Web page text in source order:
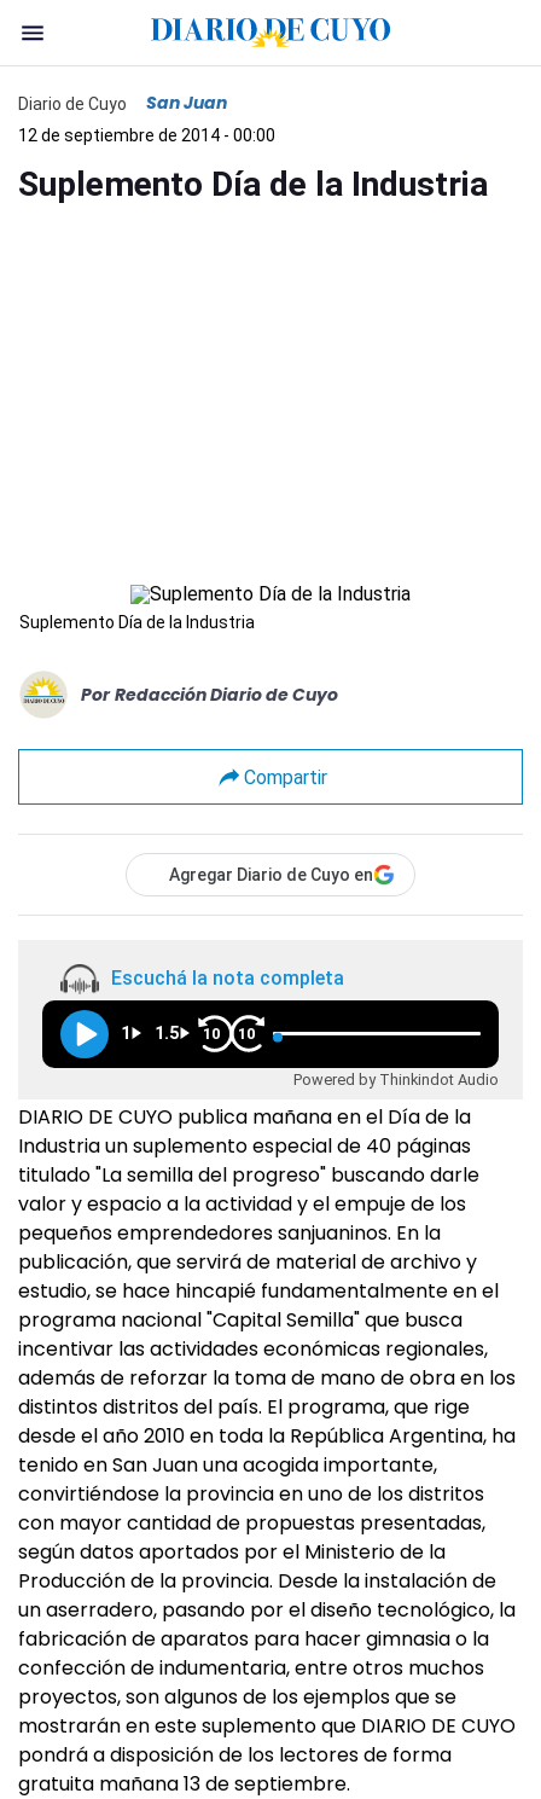
Diario de Cuyo San Juan
12 de septiembre de 2014 - 00:00
Suplemento Día de la Industria
Suplemento Día de la Industria
Por Redacción Diario de Cuyo
Compartir
Agregar Diario de Cuyo en
Escuchá la nota completa
1 1.5 10 10
Powered by Thinkindot Audio
DIARIO DE CUYO publica mañana en el Día de la
Industria un suplemento especial de 40 páginas
titulado "La semilla del progreso" buscando darle
valor y espacio a la actividad y el empuje de los
pequeños emprendedores sanjuaninos. En la
publicación, que servirá de material de archivo y
estudio, se hace hincapié fundamentalmente en el
programa nacional "Capital Semilla" que busca
incentivar las actividades económicas regionales,
además de reforzar la toma de mano de obra en los
distintos distritos del país. El programa, que rige
desde el año 2010 en toda la República Argentina, ha
tenido en San Juan una acogida importante,
convirtiéndose la provincia en uno de los distritos
con mayor cantidad de propuestas presentadas,
según datos aportados por el Ministerio de la
Producción de la provincia. Desde la instalación de
un aserradero, pasando por el diseño tecnológico, la
fabricación de aparatos para hacer gimnasia o la
confección de indumentaria, entre otros muchos
proyectos, son algunos de los ejemplos que se
mostrarán en este suplemento que DIARIO DE CUYO
pondrá a disposición de los lectores de forma
gratuita mañana 13 de septiembre.